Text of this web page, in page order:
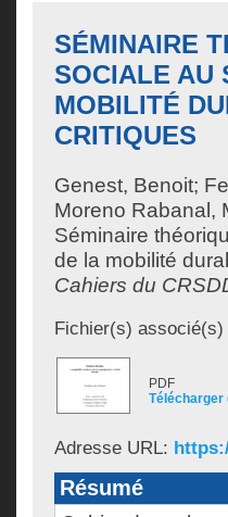
SÉMINAIRE
SOCIALE AU
MOBILITÉ
CRITIQUES
Genest, Benoit;
Moreno Rabanal,
Séminaire
de la mobilité
Cahiers du
Fichier(s)
PDF
Télécharger
Adresse URL:
Résumé